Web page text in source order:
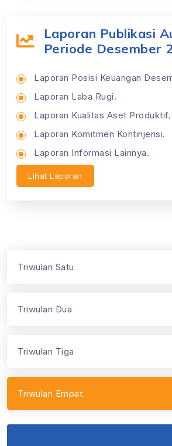
Triwulan Satu
Triwulan Dua
Triwulan Tiga
Triwulan Empat
Laporan Publikasi
Periode Desember
Laporan Posisi Keuangan
Laporan Laba Rugi.
Laporan Kualitas Aset Produktif.
Laporan Komitmen Kontinjensi.
Laporan Informasi Lainnya.
Lihat Laporan